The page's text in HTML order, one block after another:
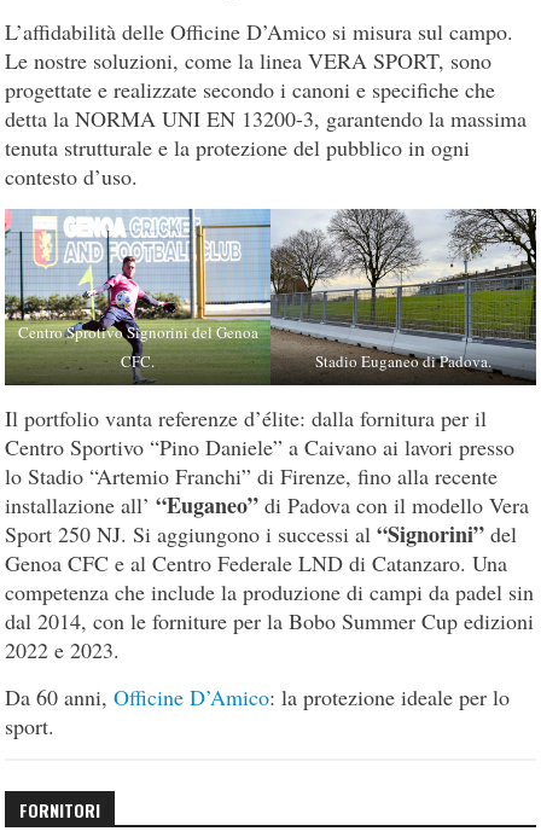
L’affidabilità delle Officine D’Amico si misura sul campo.
Le nostre soluzioni, come la linea VERA SPORT, sono
progettate e realizzate secondo i canoni e specifiche che
detta la NORMA UNI EN 13200-3, garantendo la massima
tenuta strutturale e la protezione del pubblico in ogni
contesto d’uso.
Centro Sprotivo Signorini del Genoa
CFC.
Stadio Euganeo di Padova.
Il portfolio vanta referenze d’élite: dalla fornitura per il
Centro Sportivo “Pino Daniele” a Caivano ai lavori presso
lo Stadio “Artemio Franchi” di Firenze, fino alla recente
installazione all’“Euganeo” di Padova con il modello Vera
Sport 250 NJ. Si aggiungono i successi al“Signorini” del
Genoa CFC e al Centro Federale LND di Catanzaro. Una
competenza che include la produzione di campi da padel sin
dal 2014, con le forniture per la Bobo Summer Cup edizioni
2022 e 2023.
Da 60 anni,Officine D’Amico: la protezione ideale per lo
sport.
FORNITORI